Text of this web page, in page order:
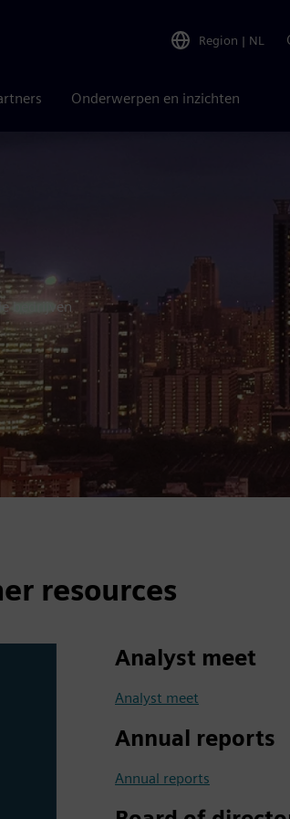
Region | NL
Onderwerpen en inzichten
bedrijven
resources
Analyst meet
Analyst meet
Annual reports
Annual reports